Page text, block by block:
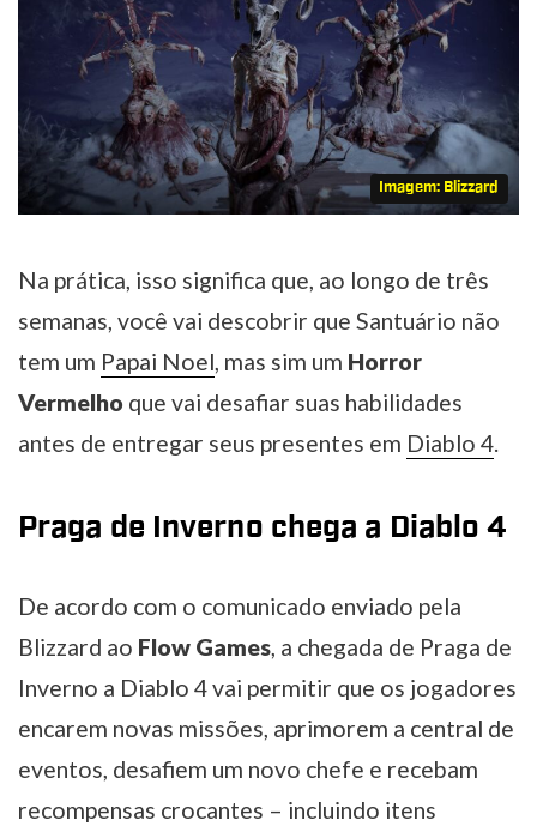
Imagem: Blizzard
Na prática, isso significa que, ao longo de três
semanas, você vai descobrir que Santuário não
tem um Papai Noel , mas sim um Horror
Vermelho que vai desafiar suas habilidades
antes de entregar seus presentes em Diablo 4
Praga de Inverno chega a Diablo 4
De acordo com o comunicado enviado pela
Blizzard ao Flow Games, a chegada de Praga de
Inverno a Diablo 4 vai permitir que os jogadores
encarem novas missões, aprimorem a central de
eventos, desafiem um novo chefe e recebam
recompensas crocantes – incluindo itens